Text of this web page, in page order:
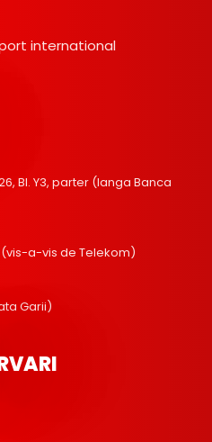
international
Bl. Y3, parter (langa Banca
(vis-a-vis de Telekom)
Garii)